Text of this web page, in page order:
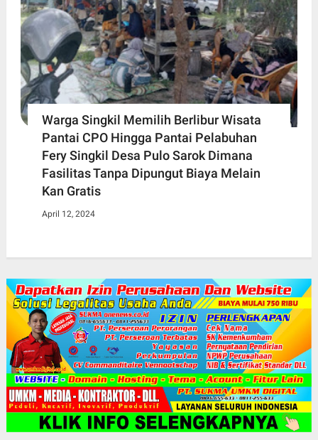
Warga Singkil Memilih Berlibur Wisata
Pantai CPO Hingga Pantai Pelabuhan
Fery Singkil Desa Pulo Sarok Dimana
Fasilitas Tanpa Dipungut Biaya Melain
Kan Gratis
April 12, 2024